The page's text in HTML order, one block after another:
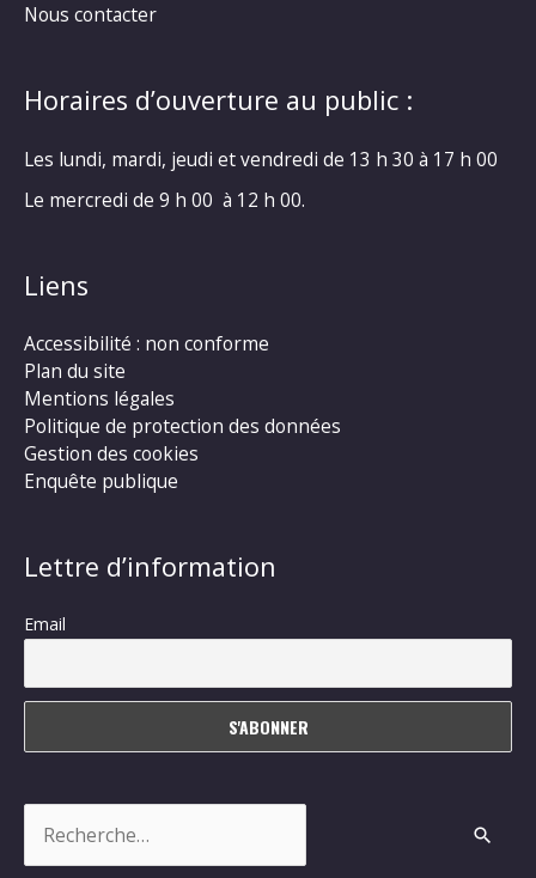
Nous contacter
Horaires d’ouverture au public :
Les lundi, mardi, jeudi et vendredi de 13 h 30 à 17 h 00
Le mercredi de 9 h 00 à 12 h 00.
Liens
Accessibilité : non conforme
Plan du site
Mentions légales
Politique de protection des données
Gestion des cookies
Enquête publique
Lettre d’information
Email